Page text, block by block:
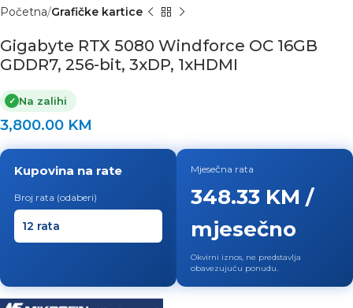
Početna Grafičke kartice
Gigabyte RTX 5080 Windforce OC 16GB
GDDR7, 256-bit, 3xDP, 1xHDMI
✓ Na zalihi
3,800.00 KM
Kupovina na rate
Broj rata (odaberi)
Mjesečna rata
348.33 KM /
mjesečno
Okvirni iznos, ne predstavlja
obavezujuću ponudu.